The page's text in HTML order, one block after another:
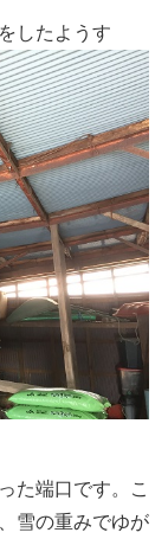
したようす
た端口です。こ
雪の重みでゆが